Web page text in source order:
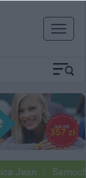
Toggle
Jean